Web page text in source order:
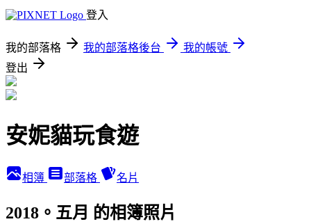
登入
我的部落格 我的部落格後台
我的帳號
登出
安妮貓玩食遊
相簿 部落格 名片
2018。五月 的相簿照片